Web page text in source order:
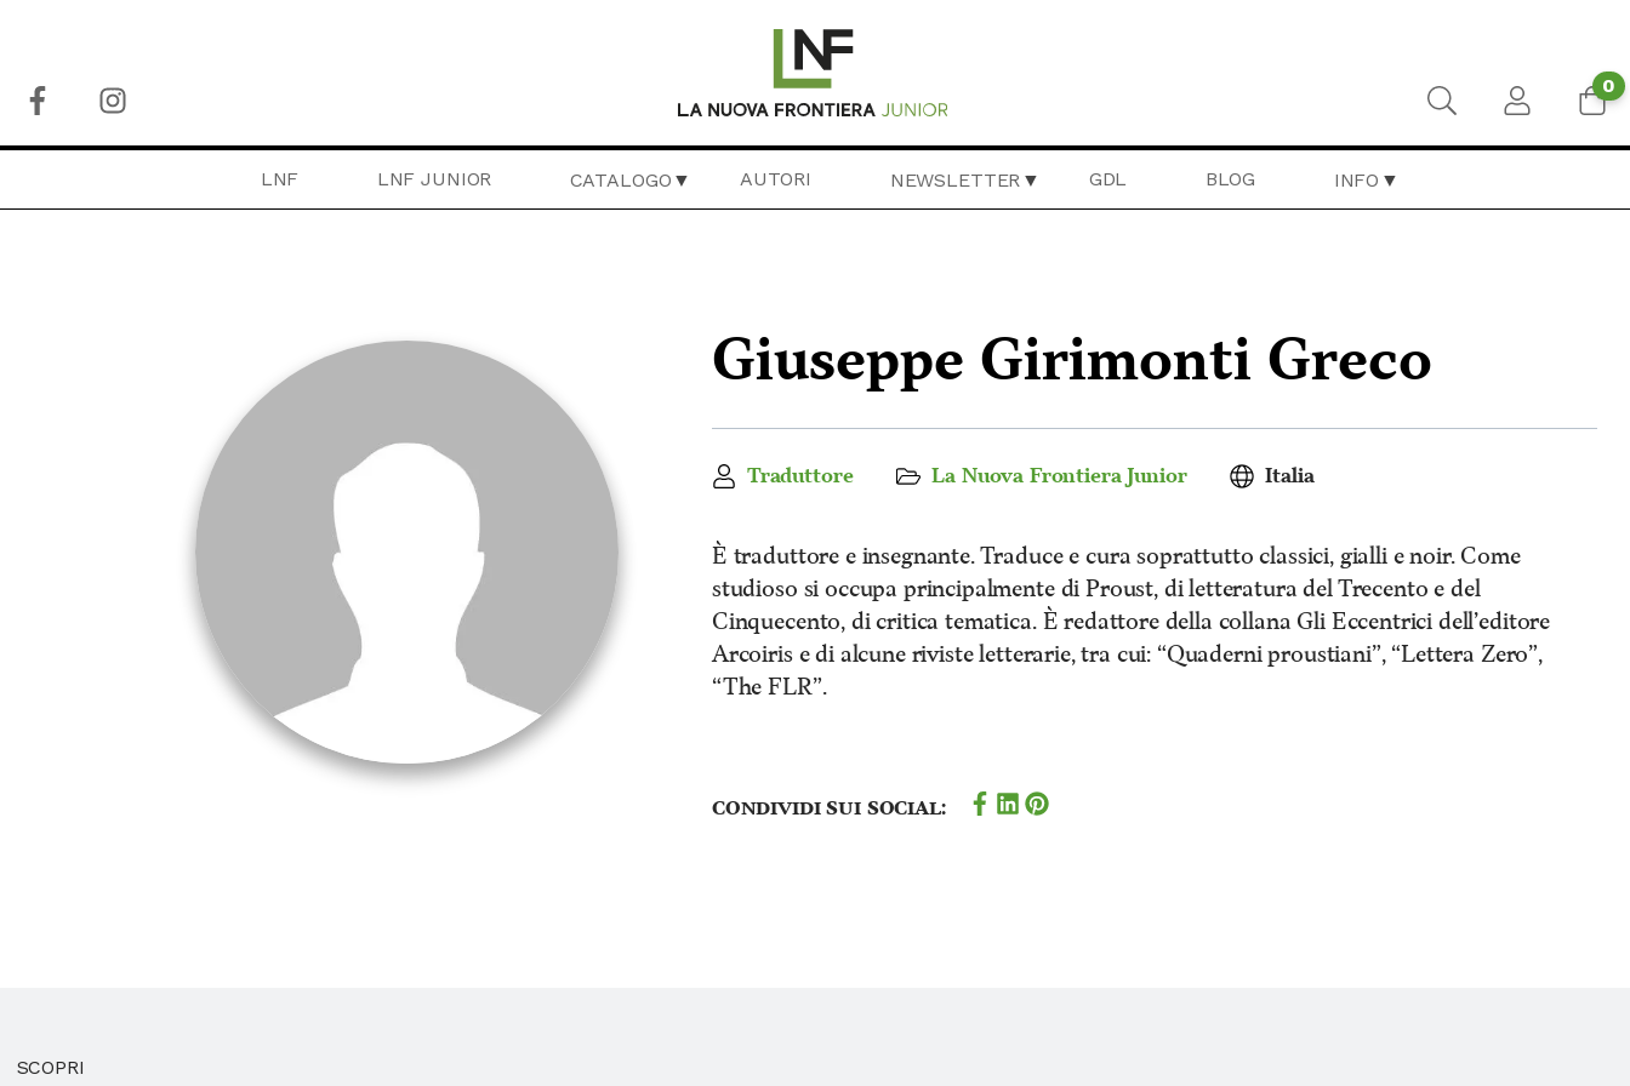
0
LNF LNF JUNIOR CATALOGO AUTORI NEWSLETTER GDL BLOG INFO
Giuseppe Girimonti Greco
Traduttore La Nuova Frontiera Junior Italia
È traduttore e insegnante. Traduce e cura soprattutto classici, gialli e noir. Come
studioso si occupa principalmente di Proust, di letteratura del Trecento e del
Cinquecento, di critica tematica. È redattore della collana Gli Eccentrici dell’editore
Arcoiris e di alcune riviste letterarie, tra cui: “Quaderni proustiani”, “Lettera Zero”,
“The FLR”.
Condividi sui social:
SCOPRI